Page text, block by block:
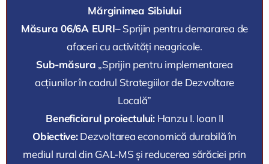
Mărginimea Sibiului
Măsura 06/6A EURI– Sprijin pentru demararea de
afaceri cu activități neagricole.
Sub-măsura „Sprijin pentru implementarea
acțiunilor în cadrul Strategiilor de Dezvoltare
Locală”
Beneficiarul proiectului:Hanzu I. Ioan II
Obiective:Dezvoltarea economică durabilă în
mediul rural din GAL-MS și reducerea sărăciei prin